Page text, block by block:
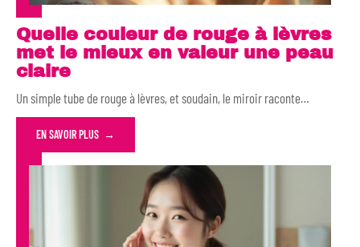
Quelle couleur de rouge à lèvres
met le mieux en valeur une peau
claire
Un simple tube de rouge à lèvres, et soudain, le miroir raconte…
EN SAVOIR PLUS